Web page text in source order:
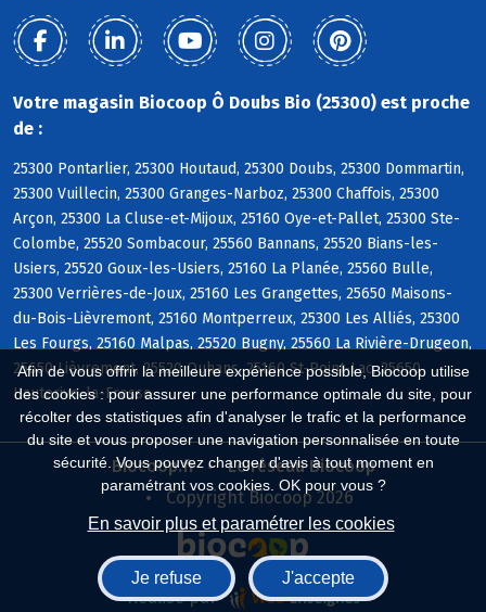
Afin de vous offrir la meilleure expérience possible, Biocoop utilise
des cookies : pour assurer une performance optimale du site, pour
récolter des statistiques afin d'analyser le trafic et la performance
du site et vous proposer une navigation personnalisée en toute
sécurité. Vous pouvez changer d'avis à tout moment en
paramétrant vos cookies. OK pour vous ?
En savoir plus et paramétrer les cookies
Je refuse J'accepte
Votre magasin Biocoop Ô Doubs Bio (25300) est proche
de :
25300 Pontarlier, 25300 Houtaud, 25300 Doubs, 25300 Dommartin,
25300 Vuillecin, 25300 Granges-Narboz, 25300 Chaffois, 25300
Arçon, 25300 La Cluse-et-Mijoux, 25160 Oye-et-Pallet, 25300 Ste-
Colombe, 25520 Sombacour, 25560 Bannans, 25520 Bians-les-
Usiers, 25520 Goux-les-Usiers, 25160 La Planée, 25560 Bulle,
25300 Verrières-de-Joux, 25160 Les Grangettes, 25650 Maisons-
du-Bois-Lièvremont, 25160 Montperreux, 25300 Les Alliés, 25300
Les Fourgs, 25160 Malpas, 25520 Bugny, 25560 La Rivière-Drugeon,
25650 Lièvremont, 25520 Ouhans, 25160 St-Point-Lac, 25650
Hauterive-la-Fresse
Biocoop.fr
Le réseau Biocoop
Copyright Biocoop 2026
Réalisé par